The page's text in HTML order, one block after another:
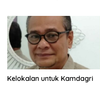
Tenggara
Kelokalan untuk Kamdagri